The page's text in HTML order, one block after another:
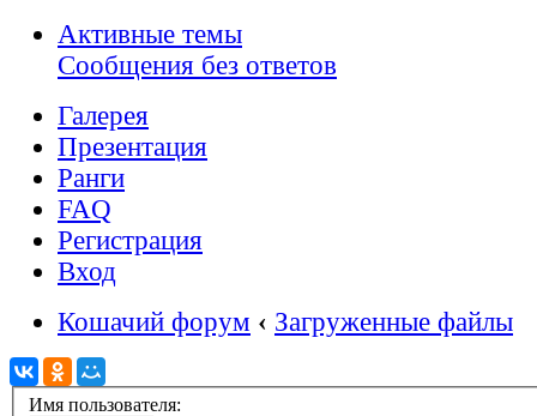
Активные темы
Сообщения без ответов
Галерея
Презентация
Ранги
FAQ
Регистрация
Вход
Кошачий форум ‹ Загруженные файлы
Имя пользователя: